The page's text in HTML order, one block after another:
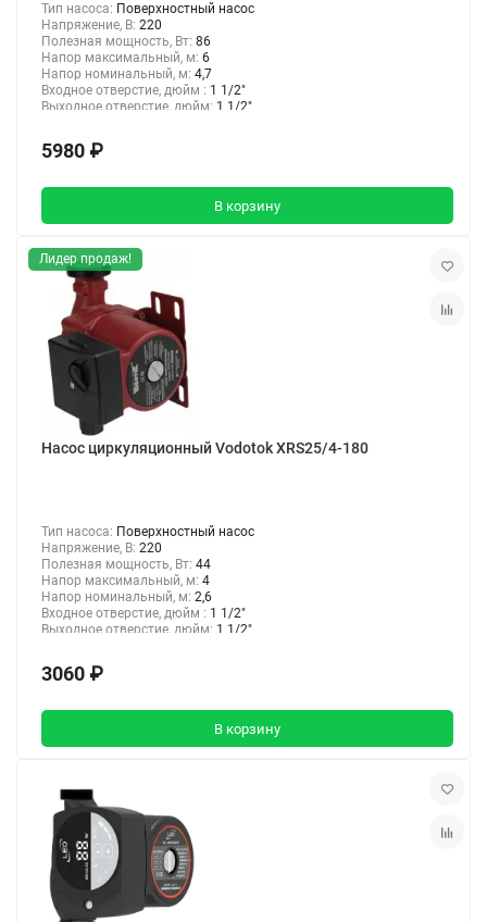
Тип насоса: Поверхностный насос
Напряжение, В: 220
Полезная мощность, Вт: 86
Напор максимальный, м: 6
Напор номинальный, м: 4,7
Входное отверстие, дюйм : 1 1/2"
Выходное отверстие, дюйм: 1 1/2"
5980 ₽
В корзину
Лидер продаж!
Насос циркуляционный Vodotok XRS25/4-180
Тип насоса: Поверхностный насос
Напряжение, В: 220
Полезная мощность, Вт: 44
Напор максимальный, м: 4
Напор номинальный, м: 2,6
Входное отверстие, дюйм : 1 1/2"
Выходное отверстие, дюйм: 1 1/2"
3060 ₽
В корзину